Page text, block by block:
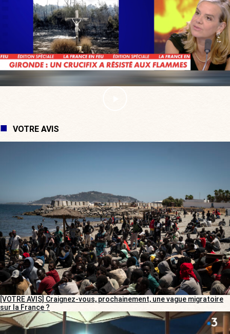
VOTRE AVIS
[VOTRE AVIS] Craignez-vous, prochainement, une vague migratoire
sur la France ?